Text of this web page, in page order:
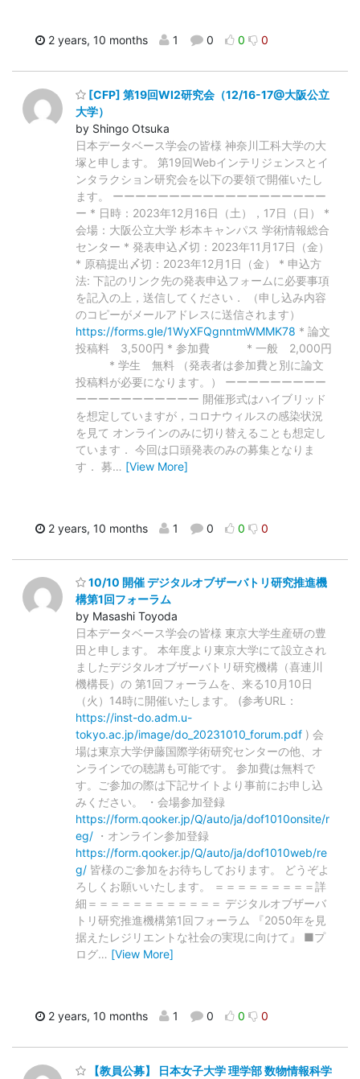
2 years, 10 months 1 0 0 0
[CFP] 第19回WI2研究会（12/16-17@大阪公立
大学）
by Shingo Otsuka
日本データベース学会の皆様 神奈川工科大学の大
塚と申します。 第19回Webインテリジェンスとイ
ンタラクション研究会を以下の要領で開催いたし
ます。 ーーーーーーーーーーーーーーーーーーー
ー * 日時：2023年12月16日（土），17日（日） *
会場：大阪公立大学 杉本キャンパス 学術情報総合
センター * 発表申込〆切：2023年11月17日（金）
* 原稿提出〆切：2023年12月1日（金） * 申込方
法: 下記のリンク先の発表申込フォームに必要事項
を記入の上，送信してください． （申し込み内容
のコピーがメールアドレスに送信されます）
https://forms.gle/1WyXFQgnntmWMMK78 * 論文
投稿料 3,500円 * 参加費 * 一般 2,000円
* 学生 無料 （発表者は参加費と別に論文
投稿料が必要になります。） ーーーーーーーーー
ーーーーーーーーーーー 開催形式はハイブリッド
を想定していますが，コロナウィルスの感染状況
を見て オンラインのみに切り替えることも想定し
ています． 今回は口頭発表のみの募集となりま
す． 募… [View More]
2 years, 10 months 1 0 0 0
10/10 開催 デジタルオブザーバトリ研究推進機
構第1回フォーラム
by Masashi Toyoda
日本データベース学会の皆様 東京大学生産研の豊
田と申します。 本年度より東京大学にて設立され
ましたデジタルオブザーバトリ研究機構（喜連川
機構長）の 第1回フォーラムを、来る10月10日
（火）14時に開催いたします。 (参考URL：
https://inst-do.adm.u-
tokyo.ac.jp/image/do_20231010_forum.pdf ) 会
場は東京大学伊藤国際学術研究センターの他、オ
ンラインでの聴講も可能です。 参加費は無料で
す。ご参加の際は下記サイトより事前にお申し込
みください。 ・会場参加登録
https://form.qooker.jp/Q/auto/ja/dof1010onsite/r
eg/ ・オンライン参加登録
https://form.qooker.jp/Q/auto/ja/dof1010web/re
g/ 皆様のご参加をお待ちしております。 どうぞよ
ろしくお願いいたします。 ＝＝＝＝＝＝＝＝＝詳
細＝＝＝＝＝＝＝＝＝＝＝＝ デジタルオブザーバ
トリ研究推進機構第1回フォーラム 『2050年を見
据えたレジリエントな社会の実現に向けて』 ■プ
ログ… [View More]
2 years, 10 months 1 0 0 0
【教員公募】 日本女子大学 理学部 数物情報科学